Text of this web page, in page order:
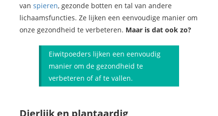
van spieren, gezonde botten en tal van andere
lichaamsfuncties. Ze lijken een eenvoudige manier om
onze gezondheid te verbeteren. Maar is dat ook zo?
Eiwitpoeders lijken een eenvoudig
manier om de gezondheid te
verbeteren of af te vallen.
Dierlijk en plantaardig